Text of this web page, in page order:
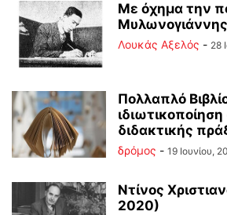
Με όχημα την
Λουκάς Αξελός - 28
Πολλαπλό
διδακτικής
δρόμος - 19 Ιουνίου,
Ντίνος
2020)